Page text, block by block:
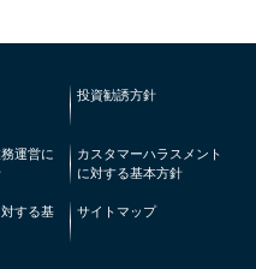
投資勧誘方針
運営に
カスタマーハラスメント
に対する基本方針
する基
サイトマップ